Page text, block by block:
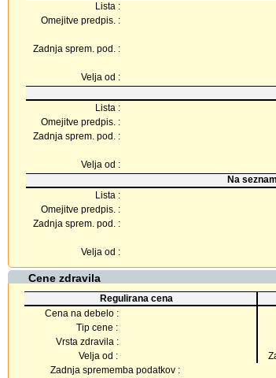
Lista :
Omejitve predpis. :
Zadnja sprem. pod. :
Velja od :
Lista :
Omejitve predpis. :
Zadnja sprem. pod. :
Velja od :
Na
Lista :
Omejitve predpis. :
Zadnja sprem. pod. :
Velja od :
Cene zdravila
Regulirana cena
Cena na debelo :
Tip cene :
Vrsta zdravila :
Velja od :
Zadnja sprememba podatkov :